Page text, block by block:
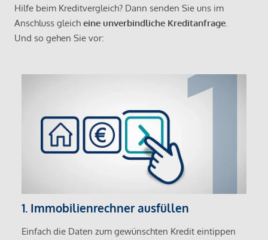
Hilfe beim Kreditvergleich? Dann senden Sie uns im
Anschluss gleich eine unverbindliche Kreditanfrage.
Und so gehen Sie vor:
1. Immobilienrechner ausfüllen
Einfach die Daten zum gewünschten Kredit eintippen